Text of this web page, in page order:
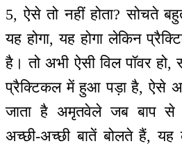
5, ऐसे तो नहीं होता? सोचते
यह होगा, यह होगा लेकिन
है। तो अभी ऐसी विल पॉवर
प्रैक्टिकल में हुआ पड़ा है, ऐसे
जाता है अमृतवेले जब बाप से
अच्छी-अच्छी बातें बोलते हैं,